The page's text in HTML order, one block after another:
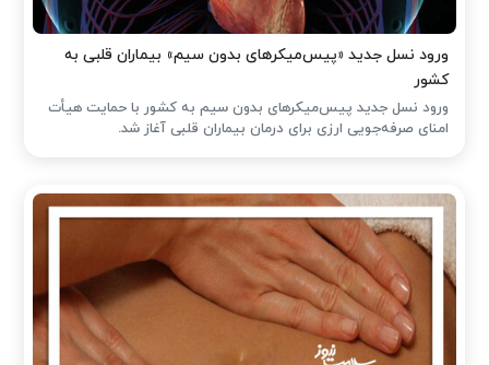
ورود نسل جدید «پیس‌میکرهای بدون سیم» بیماران قلبی به
کشور
ورود نسل جدید پیس‌میکرهای بدون سیم به کشور با حمایت هیأت
امنای صرفه‌جویی ارزی برای درمان بیماران قلبی آغاز شد.